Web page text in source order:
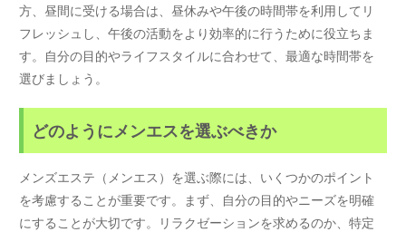
方、昼間に受ける場合は、昼休みや午後の時間帯を利用してリ
フレッシュし、午後の活動をより効率的に行うために役立ちま
す。自分の目的やライフスタイルに合わせて、最適な時間帯を
選びましょう。
どのようにメンエスを選ぶべきか
メンズエステ（メンエス）を選ぶ際には、いくつかのポイント
を考慮することが重要です。まず、自分の目的やニーズを明確
にすることが大切です。リラクゼーションを求めるのか、特定